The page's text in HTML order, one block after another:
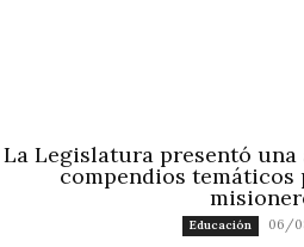
La Legislatura presentó una
compendios temáticos
Educación 06/